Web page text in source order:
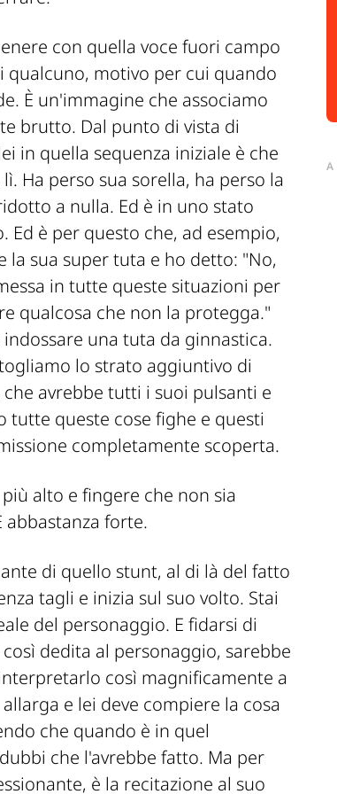
con quella voce fuori campo
qualcuno, motivo per cui quando
È un'immagine che associamo
brutto. Dal punto di vista di
in quella sequenza iniziale è che
Ha perso sua sorella, ha perso la
a nulla. Ed è in uno stato
è per questo che, ad esempio,
la sua super tuta e ho detto: "No,
in tutte queste situazioni per
qualcosa che non la protegga."
una tuta da ginnastica.
lo strato aggiuntivo di
avrebbe tutti i suoi pulsanti e
tutte queste cose fighe e questi
completamente scoperta.
alto e fingere che non sia
forte.
di quello stunt, al di là del fatto
tagli e inizia sul suo volto. Stai
del personaggio. E fidarsi di
dedita al personaggio, sarebbe
così magnificamente a
e lei deve compiere la cosa
che quando è in quel
che l'avrebbe fatto. Ma per
è la recitazione al suo